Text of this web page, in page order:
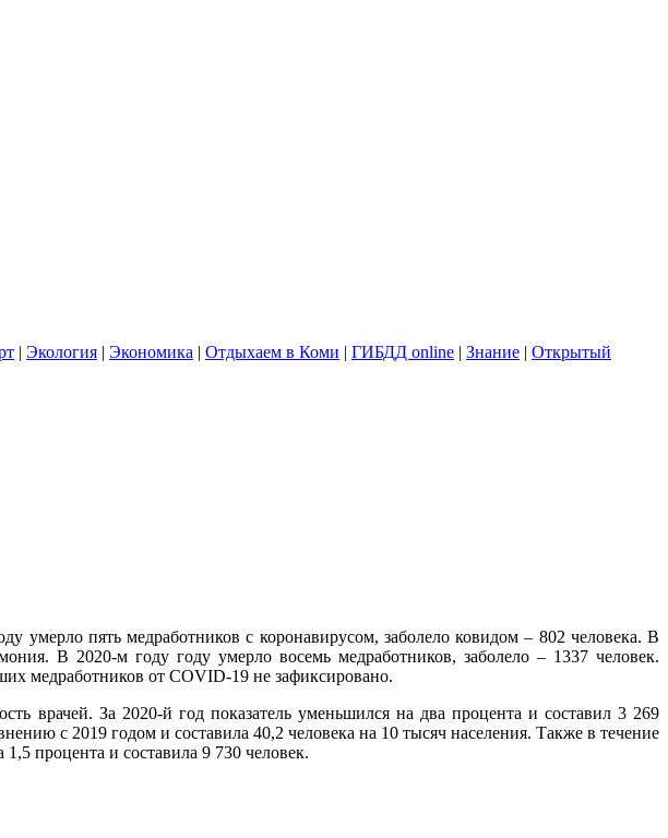
| Экология | Экономика | Отдыхаем в Коми | ГИБДД online | Знание | Открытый
умерло пять медработников с коронавирусом, заболело ковидом – 802 человека. В
В 2020-м году году умерло восемь медработников, заболело – 1337 человек.
медработников от COVID-19 не зафиксировано.
врачей. За 2020-й год показатель уменьшился на два процента и составил 3 269
с 2019 годом и составила 40,2 человека на 10 тысяч населения. Также в течение
процента и составила 9 730 человек.